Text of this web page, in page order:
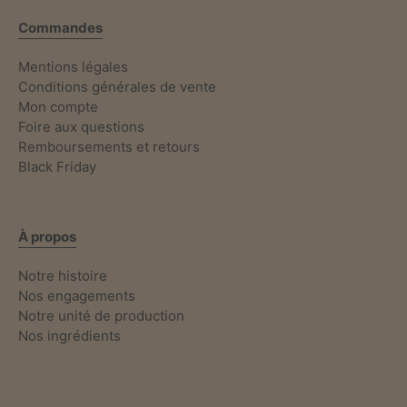
Commandes
Mentions légales
Conditions générales de vente
Mon compte
Foire aux questions
Remboursements et retours
Black Friday
À propos
Notre histoire
Nos engagements
Notre unité de production
Nos ingrédients